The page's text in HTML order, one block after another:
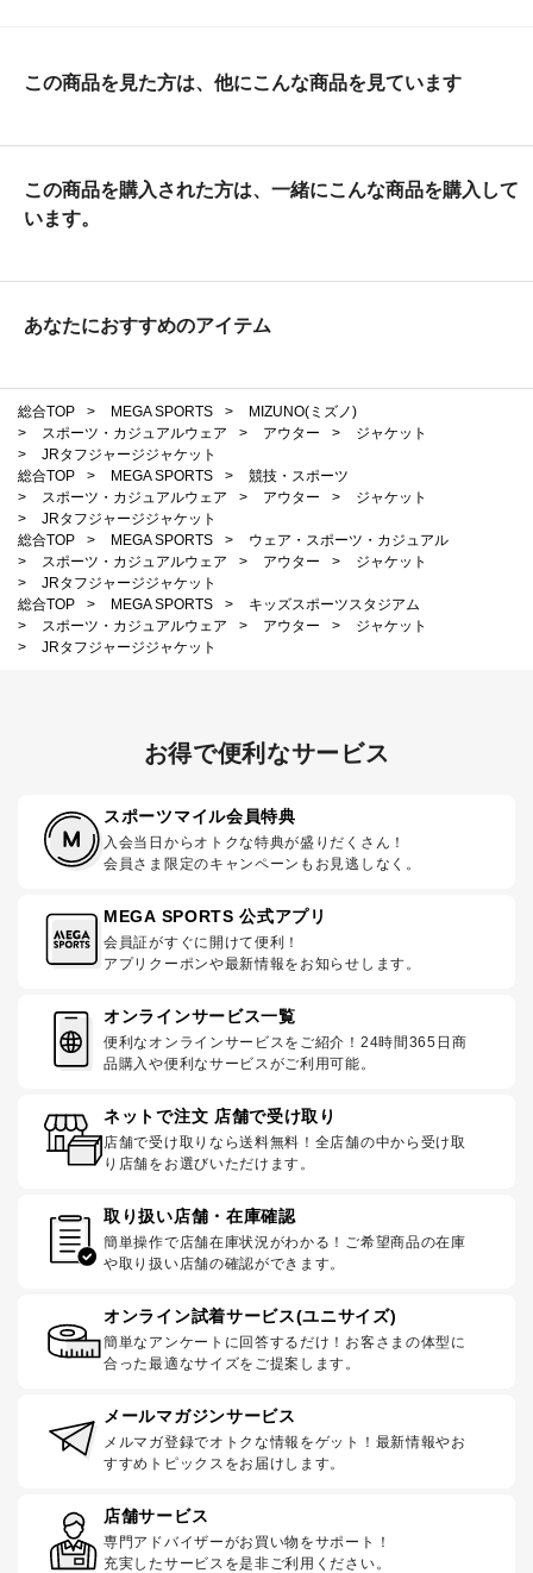
この商品を見た方は、他にこんな商品を見ています
この商品を購入された方は、一緒にこんな商品を購入して
います。
あなたにおすすめのアイテム
総合TOP > MEGA SPORTS >
MIZUNO(ミズノ)
>
スポーツ・カジュアルウェア > アウター >
ジャケット
>
JRタフジャージジャケット
総合TOP
> MEGA SPORTS >
競技・スポーツ
>
スポーツ・カジュアルウェア > アウター >
ジャケット
>
JRタフジャージジャケット
総合TOP
> MEGA SPORTS >
ウェア・スポーツ・カジュアル
>
スポーツ・カジュアルウェア > アウター >
ジャケット
>
JRタフジャージジャケット
総合TOP
> MEGA SPORTS >
キッズスポーツスタジアム
>
スポーツ・カジュアルウェア > アウター >
ジャケット
>
JRタフジャージジャケット
お得で便利なサービス
スポーツマイル会員特典
入会当日からオトクな特典が盛りだくさん！
会員さま限定のキャンペーンもお見逃しなく。
MEGA SPORTS 公式アプリ
会員証がすぐに開けて便利！
アプリクーポンや最新情報をお知らせします。
オンラインサービス一覧
便利なオンラインサービスをご紹介！24時間365日商
品購入や便利なサービスがご利用可能。
ネットで注文 店舗で受け取り
店舗で受け取りなら送料無料！全店舗の中から受け取
り店舗をお選びいただけます。
取り扱い店舗・在庫確認
簡単操作で店舗在庫状況がわかる！ご希望商品の在庫
や取り扱い店舗の確認ができます。
オンライン試着サービス(ユニサイズ)
簡単なアンケートに回答するだけ！お客さまの体型に
合った最適なサイズをご提案します。
メールマガジンサービス
メルマガ登録でオトクな情報をゲット！最新情報やお
すすめトピックスをお届けします。
店舗サービス
専門アドバイザーがお買い物をサポート！
充実したサービスを是非ご利用ください。